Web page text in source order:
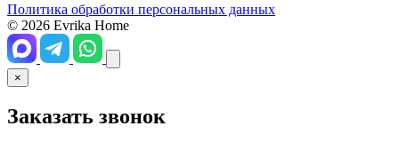
Политика обработки персональных данных
© 2026 Evrika Home
×
Заказать звонок